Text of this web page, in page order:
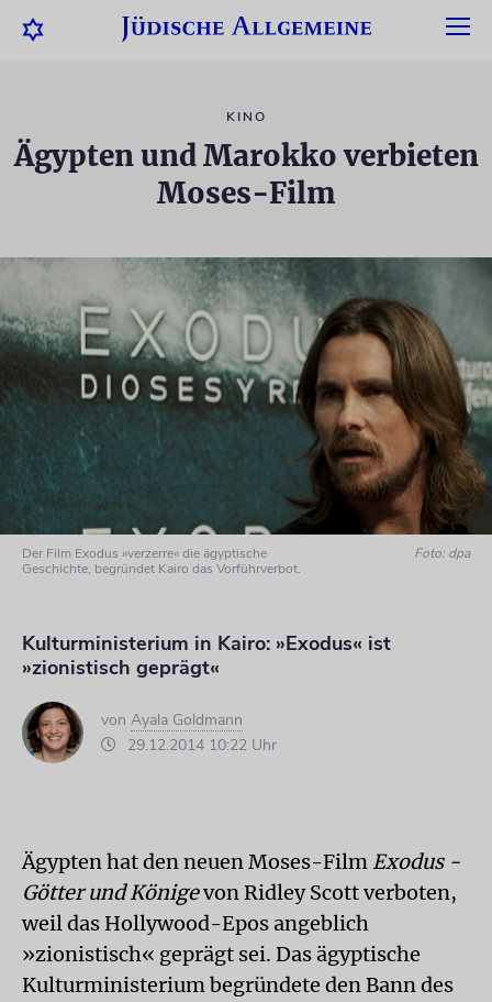
KINO
Ägypten und Marokko verbieten
Moses-Film
Der Film Exodus »verzerre« die ägyptische
Geschichte, begründet Kairo das Vorführverbot.
Foto: dpa
Kulturministerium in Kairo: »Exodus« ist
»zionistisch geprägt«
von Ayala Goldmann
29.12.2014 10:22 Uhr
Ägypten hat den neuen Moses-Film Exodus -
Götter und Königevon Ridley Scott verboten,
weil das Hollywood-Epos angeblich
»zionistisch« geprägt sei. Das ägyptische
Kulturministerium begründete den Bann des